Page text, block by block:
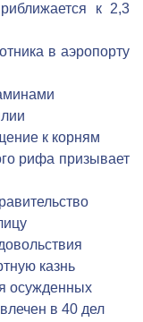
к 2,3
в аэропорту
к корням
рифа призывает
казнь
осужденных
в 40 дел